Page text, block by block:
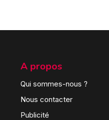
A propos
Qui sommes-nous ?
Nous contacter
Publicité